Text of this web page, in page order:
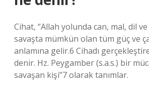
Cihat, “Allah yolunda can, mal, dil
savaşta mümkün olan tüm güç ve
anlamına gelir.6 Cihadı
denir. Hz. Peygamber (s.a.s.) bir
savaşan kişi”7 olarak tanımlar.